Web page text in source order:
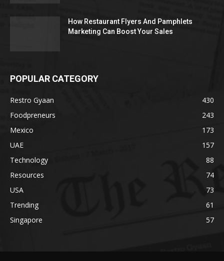
How Restaurant Flyers And Pamphlets
Marketing Can Boost Your Sales
POPULAR CATEGORY
Restro Gyaan
430
Foodpreneurs
243
Mexico
173
UAE
157
Technology
88
Resources
74
USA
73
Trending
61
Singapore
57